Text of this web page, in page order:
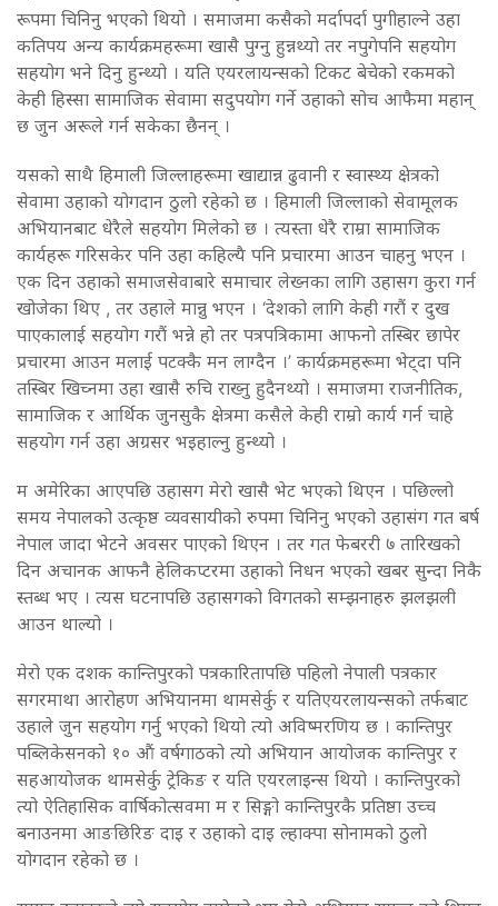
रूपमा चिनिनु भएको थियो । समाजमा कसैको मर्दापर्दा पुगीहाल्ने उहा
कतिपय अन्य कार्यक्रमहरूमा खासै पुग्नु हुन्नथ्यो तर नपुगेपनि सहयोग
सहयोग भने दिनु हुन्थ्यो । यति एयरलायन्सको टिकट बेचेको रकमको
केही हिस्सा सामाजिक सेवामा सदुपयोग गर्ने उहाको सोच आफैमा महान्
छ जुन अरूले गर्न सकेका छैनन् ।
यसको साथै हिमाली जिल्लाहरूमा खाद्यान्न ढुवानी र स्वास्थ्य क्षेत्रको
सेवामा उहाको योगदान ठुलो रहेको छ । हिमाली जिल्लाको सेवामूलक
अभियानबाट धेरैले सहयोग मिलेको छ । त्यस्ता धेरै राम्रा सामाजिक
कार्यहरू गरिसकेर पनि उहा कहिल्यै पनि प्रचारमा आउन चाहनु भएन ।
एक दिन उहाको समाजसेवाबारे समाचार लेख्नका लागि उहासग कुरा गर्न
खोजेका थिए , तर उहाले मान्नु भएन । ‘देशको लागि केही गरौं र दुख
पाएकालाई सहयोग गरौं भन्ने हो तर पत्रपत्रिकामा आफनो तस्बिर छापेर
प्रचारमा आउन मलाई पटक्कै मन लाग्दैन ।’ कार्यक्रमहरूमा भेट्दा पनि
तस्बिर खिच्नमा उहा खासै रुचि राख्नु हुदैनथ्यो । समाजमा राजनीतिक,
सामाजिक र आर्थिक जुनसुकै क्षेत्रमा कसैले केही राम्रो कार्य गर्न चाहे
सहयोग गर्न उहा अग्रसर भइहाल्नु हुन्थ्यो ।
म अमेरिका आएपछि उहासग मेरो खासै भेट भएको थिएन । पछिल्लो
समय नेपालको उत्कृष्ठ व्यवसायीको रुपमा चिनिनु भएको उहासंग गत बर्ष
नेपाल जादा भेटने अवसर पाएको थिएन । तर गत फेबररी ७ तारिखको
दिन अचानक आफनै हेलिकप्टरमा उहाको निधन भएको खबर सुन्दा निकै
स्तब्ध भए । त्यस घटनापछि उहासगको विगतको सम्झनाहरु झलझली
आउन थाल्यो ।
मेरो एक दशक कान्तिपुरको पत्रकारितापछि पहिलो नेपाली पत्रकार
सगरमाथा आरोहण अभियानमा थामसेर्कु र यतिएयरलायन्सको तर्फबाट
उहाले जुन सहयोग गर्नु भएको थियो त्यो अविष्मरणिय छ । कान्तिपुर
पब्लिकेसनको १० औं वर्षगाठको त्यो अभियान आयोजक कान्तिपुर र
सहआयोजक थामसेर्कु ट्रेकिङ र यति एयरलाइन्स थियो । कान्तिपुरको
त्यो ऐतिहासिक वार्षिकोत्सवमा म र सिङ्गो कान्तिपुरकै प्रतिष्ठा उच्च
बनाउनमा आङछिरिङ दाइ र उहाको दाइ ल्हाक्पा सोनामको ठुलो
योगदान रहेको छ ।